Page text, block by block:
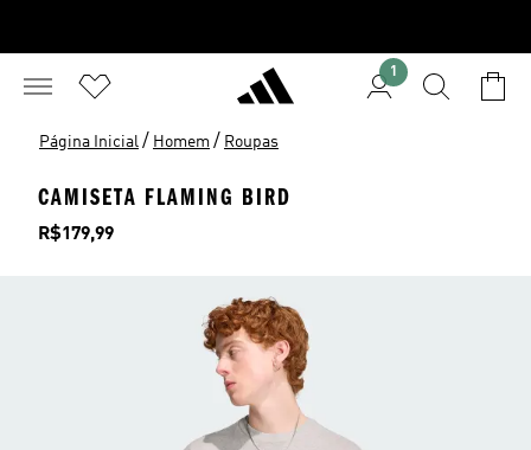
1
Página Inicial / Homem / Roupas
CAMISETA FLAMING BIRD
Preço
R$179,99